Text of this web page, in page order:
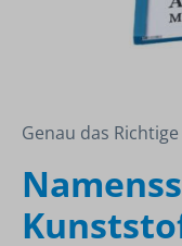
Genau das Richtige